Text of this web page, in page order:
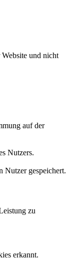
und nicht
auf der
Nutzers.
Nutzer gespeichert.
zu
erkannt.